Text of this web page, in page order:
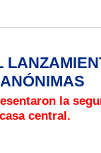
la
central.